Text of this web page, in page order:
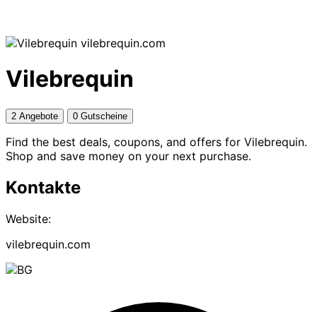
vilebrequin.com
Vilebrequin
2 Angebote 0 Gutscheine
Find the best deals, coupons, and offers for Vilebrequin.
Shop and save money on your next purchase.
Kontakte
Website:
vilebrequin.com